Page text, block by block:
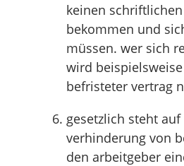
keinen
bekommen und
müssen. wer sich
wird
befristeter vertrag
gesetzlich steht
verhinderung von
den arbeitgeber